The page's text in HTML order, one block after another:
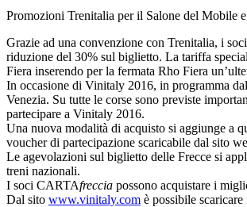
Promozioni Trenitalia per il Salone del Mobile
Grazie ad una convenzione con Trenitalia, i
riduzione del 30% sul biglietto. La tariffa
Fiera inserendo per la fermata Rho Fiera
In occasione di Vinitaly 2016, in programma
Venezia. Su tutte le corse sono previste
partecipare a Vinitaly 2016.
Una nuova modalità di acquisto si aggiunge a
voucher di partecipazione scaricabile dal sito
Le agevolazioni sul biglietto delle Frecce si
treni nazionali.
I soci CARTAfreccia possono acquistare i
Dal sito www.vinitaly.com è possibile